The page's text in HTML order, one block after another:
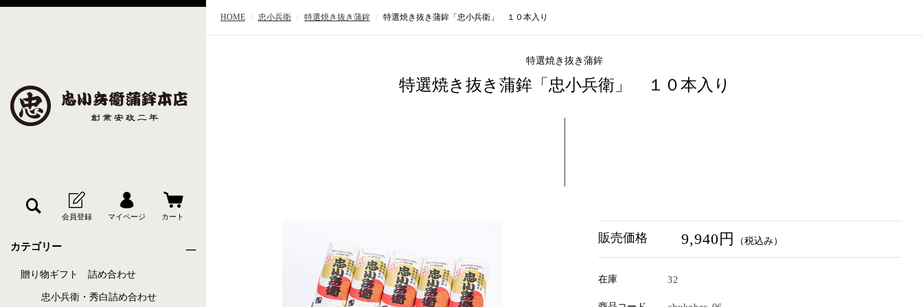
カテゴリー
贈り物ギフト 詰め合わせ
忠小兵衛・秀白詰め合わせ
HOME 忠小兵衛 特選焼き抜き蒲鉾 特選焼き抜き蒲鉾「忠小兵衛」 １０本入り
特選焼き抜き蒲鉾
特選焼き抜き蒲鉾「忠小兵衛」 １０本入り
販売価格 9,940円 （税込み）
在庫 32